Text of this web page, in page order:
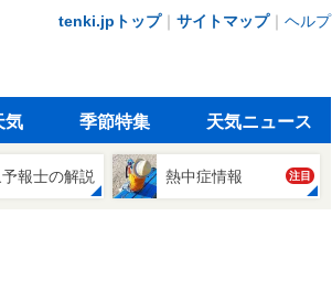
tenki.jpトップ｜ サイトマップ｜ ヘルプ
気 季節特集 天気ニュース
報士の解説 熱中症情報 注目